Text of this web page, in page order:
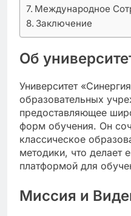
Международное
Заключение
Об
Университет
образовательных
предоставляющее
форм обучения. Он
классическое
методики, что делает
платформой для
Миссия и